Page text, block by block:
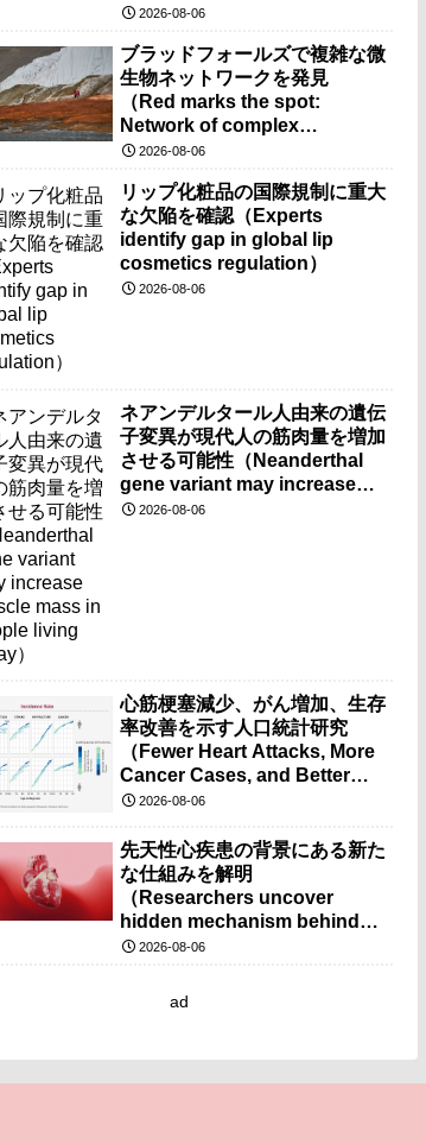
Blood Cancer）
2026-08-06
ブラッドフォールズで複雑な微
生物ネットワークを発見
（Red marks the spot:
Network of complex
microbes discovered at
2026-08-06
リップ化粧品の国際規制に重大
な欠陥を確認（Experts
identify gap in global lip
cosmetics regulation）
2026-08-06
ネアンデルタール人由来の遺伝
子変異が現代人の筋肉量を増加
させる可能性（Neanderthal
gene variant may increase
muscle mass in people living
2026-08-06
心筋梗塞減少、がん増加、生存
率改善を示す人口統計研究
（Fewer Heart Attacks, More
Cancer Cases, and Better
Survival Chances）
2026-08-06
先天性心疾患の背景にある新た
な仕組みを解明
（Researchers uncover
hidden mechanism behind
congenital heart disease）
2026-08-06
ad